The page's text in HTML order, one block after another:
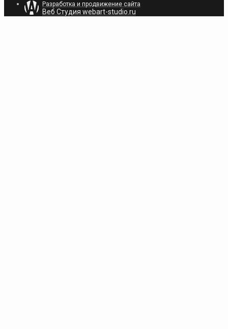
Разработка и продвижение сайта
Веб Студия webart-studio.ru